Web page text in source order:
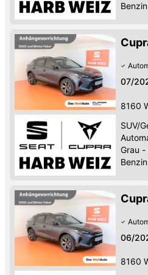
Benzin
07/
8160
SUV/
Grau -
Benzin
06/
8160